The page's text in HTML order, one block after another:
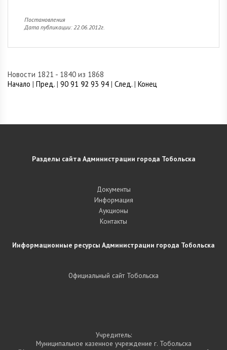
Постановления
Дата публикации: 22.06.2012г.
Новости 1821 - 1840 из 1868
Начало | Пред. | 90 91 92 93 94 | След. | Конец
Разделы сайта Администрации города Тобольска
Документы
Информация
Аукционы
Контакты
Информационные ресурсы Администрации города Тобольска
Официальный сайт Тобольска
Учредитель:
Муниципальное казенное учреждение г. Тобольска